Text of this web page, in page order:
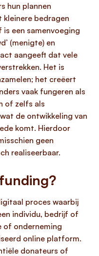
hun plannen
kleinere bedragen
is een samenvoeging
(menigte) en
aangeeft dat vele
Het is
het creëert
vaak fungeren als
of zelfs als
de ontwikkeling van
komt. Hierdoor
geen
realiseerbaar.
proces waarbij
individu, bedrijf of
of onderneming
online platform.
donateurs of